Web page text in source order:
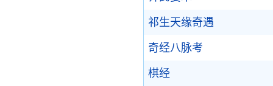
祁生天缘奇遇
奇经八脉考
棋经